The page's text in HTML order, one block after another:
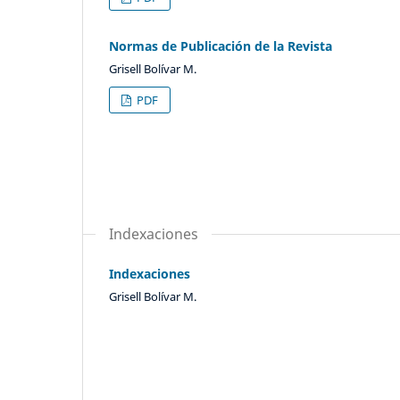
Normas de Publicación de la Revista
Grisell Bolívar M.
PDF
Indexaciones
Indexaciones
Grisell Bolívar M.